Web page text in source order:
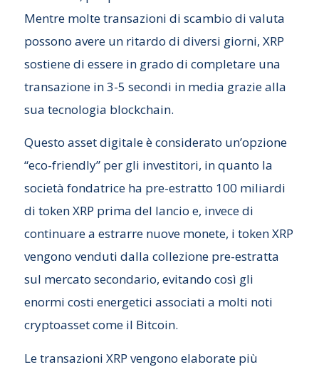
Mentre molte transazioni di scambio di valuta
possono avere un ritardo di diversi giorni, XRP
sostiene di essere in grado di completare una
transazione in 3-5 secondi in media grazie alla
sua tecnologia blockchain.
Questo asset digitale è considerato un’opzione
“eco-friendly” per gli investitori, in quanto la
società fondatrice ha pre-estratto 100 miliardi
di token XRP prima del lancio e, invece di
continuare a estrarre nuove monete, i token XRP
vengono venduti dalla collezione pre-estratta
sul mercato secondario, evitando così gli
enormi costi energetici associati a molti noti
cryptoasset come il Bitcoin.
Le transazioni XRP vengono elaborate più